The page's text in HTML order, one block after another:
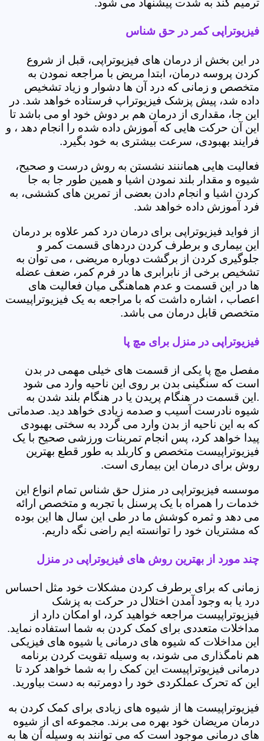
ترمیم کند به شدت پیشنهاد می شود.
فیزیوتراپی کمر در حق شناس
در این بخش از درمان های فیزیوتراپی، قبل از شروع
کردن پروسه درمان، ابتدا مریض با مراجعه نمودن به
متخصص و زمانی که درد آن ها دشوار و زیاد تشخیص
داده شد، پیش پزشک فیزیوتراپ فرستاده خواهد شد. در
این جا، مقداری از درمان هم بر دوش خود او می باشد تا
این آن حرکت هایی که آموزش داده شده را انجام دهد ، و
فرایند بهبودی، سرعت بیشتری به خود بگیرد.
فعالیت هایی هماننند نشستن به روش درست و صحیح،
شیوه و مقدار بلند نمودن اشیا و همین طور جا به جا
کردن اشیا و انجام دادن بعضی از تمرین های کششی، به
فرد آموزش داده خواهد شد.
از فواید فیزیوتراپی برای درمان درد کمر علاوه بر درمان
این بیماری و برطرف کردن دردهای قسمت کمر و
جلوگیری کردن از برگشت دوباره مریضی ، می توان به
تشخیص برخی از نابرابری ها در فرم کمر، ضعف عضله
ها در این قسمت و عدم هماهنگی میان فعالیت های
اعصاب ، اشاره داشت که با مراجعه به یک فیزیوتراپیست
متخصص قابل درمان می باشد.
فیزیوتراپی در منزل برای مچ پا
مفصل مچ پا یکی از قسمت های خیلی مهمی در بدن
است که سنگینی بدن بر روی این ناحیه وارد می شود
.این قسمت در هنگام پریدن یا در هنگام بلند شدن به
شیوه نادرست آسیب و صدمه زیادی خواهد دید. صدماتی
که به این ناحیه از بدن وارد می گردد به سختی بهبودی
پیدا خواهد کرد، پس انجام تمرینات ورزشی صحیح با یک
فیزیوتراپیست متخصص و کاربلد به طور قطع بهترین
روش برای درمان این بیماری است.
موسسه فیزیوتراپی در منزل حق شناس تمام انواع این
خدمات را همراه با یک پرسنل با تجربه و متخصص ارائه
می دهد و ثمره کوشش ما در طی این سال ها این بوده
که مشتریان خود را توانسته ایم راضی نگه داریم.
چند مورد از بهترین روش های فیزیوتراپی در منزل
زمانی که برای برطرف کردن مشکلات خود مثل احساس
درد یا به وجود آمدن اختلال در حرکت به پزشک
فیزیوتراپیست مراجعه خواهید کرد، او امکان دارد از
مداخلات متعددی برای کمک کردن به شما استفاده نماید.
این مداخلات که شیوه های درمانی یا شیوه های فیزیکی
هم نامگذاری می شوند، به وسیله تقویت کردن برنامه
درمانی فیزیوتراپیست این کمک را به شما خواهد کرد تا
این که تحرک عملکردی خود را دومرتبه به دست بیاورید.
فیزیوتراپیست ها از شیوه های زیادی برای کمک کردن به
درمان مریضان خود بهره می برند. مجموعه ای از شیوه
های درمانی موجود است که می توانند به وسیله آن ها به